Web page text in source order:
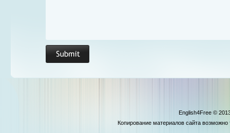
English4Free ©
Копирование материалов сайта